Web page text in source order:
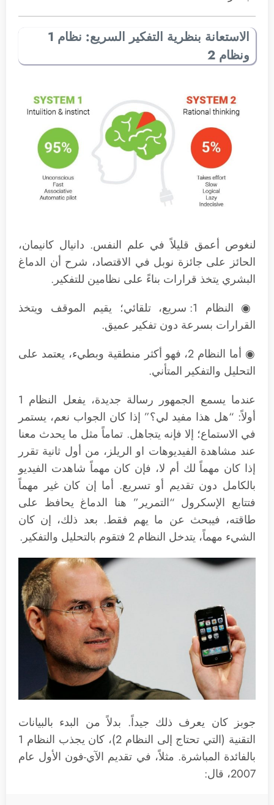
الاستعانة بنظرية التفكير السريع: نظام 1
ونظام 2
لنغوص أعمق قليلاً في علم النفس. دانيال كانيمان،
الحائز على جائزة نوبل في الاقتصاد، شرح أن الدماغ
البشري يتخذ قرارات بناءً على نظامين للتفكير.
◉ النظام 1: سريع، تلقائي؛ يقيم الموقف ويتخذ
القرارات بسرعة دون تفكير عميق.
◉ أما النظام 2، فهو أكثر منطقية وبطيء، يعتمد على
التحليل والتفكير المتأني.
عندما يسمع الجمهور رسالة جديدة، يفعل النظام 1
أولاً: “هل هذا مفيد لي؟” إذا كان الجواب نعم، يستمر
في الاستماع؛ إلا فإنه يتجاهل. تماماً مثل ما يحدث معنا
عند مشاهدة الفيديوهات او الريلز، من أول ثانية تقرر
إذا كان مهماً لك أم لا، فإن كان مهماً شاهدت الفيديو
بالكامل دون تقديم أو تسريع. أما إن كان غير مهماً
فتتابع الإسكرول “التمرير” هنا الدماغ يحافظ على
طاقته، فيبحث عن ما يهم فقط. بعد ذلك، إن كان
الشيء مهماً، يتدخل النظام 2 فتقوم بالتحليل والتفكير.
جوبز كان يعرف ذلك جيداً. بدلاً من البدء بالبيانات
التقنية (التي تحتاج إلى النظام 2)، كان يجذب النظام 1
بالفائدة المباشرة. مثلاً، في تقديم الآي-فون الأول عام
2007، قال: